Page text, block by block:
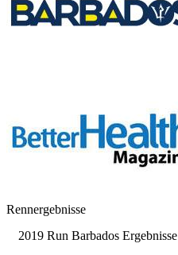
Rennergebnisse
2019 Run Barbados Ergebnisse